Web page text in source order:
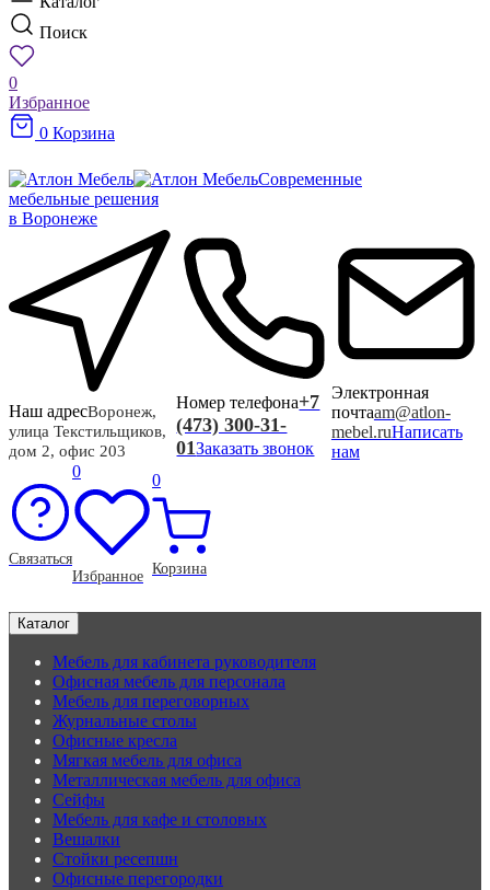
Поиск
0
Избранное
0 Корзина
Современные
мебельные решения
в Воронеже
Наш адресВоронеж,
улица Текстильщиков,
дом 2, офис 203
Номер телефона+7
(473) 300-31-
01Заказать звонок
Электронная
почтаam@atlon-
mebel.ruНаписать
нам
Связаться
0
Избранное
0
Корзина
Каталог
Мебель для кабинета руководителя
Офисная мебель для персонала
Мебель для переговорных
Журнальные столы
Офисные кресла
Мягкая мебель для офиса
Металлическая мебель для офиса
Сейфы
Мебель для кафе и столовых
Вешалки
Стойки ресепшн
Офисные перегородки